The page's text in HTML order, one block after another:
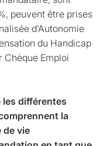
peuvent être prises
d’Autonomie
du Handicap
Chèque Emploi
différentes
la
de vie